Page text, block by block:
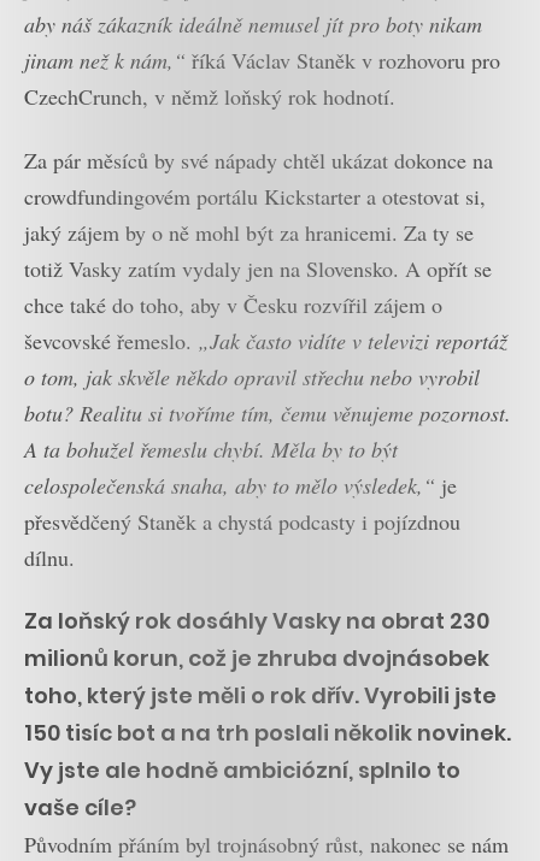
aby náš zákazník ideálně nemusel jít pro boty nikam
jinam než k nám,“ říká Václav Staněk v rozhovoru pro
CzechCrunch, v němž loňský rok hodnotí.
Za pár měsíců by své nápady chtěl ukázat dokonce na
crowdfundingovém portálu Kickstarter a otestovat si,
jaký zájem by o ně mohl být za hranicemi. Za ty se
totiž Vasky zatím vydaly jen na Slovensko. A opřít se
chce také do toho, aby v Česku rozvířil zájem o
ševcovské řemeslo. „Jak často vidíte v televizi reportáž
o tom, jak skvěle někdo opravil střechu nebo vyrobil
botu? Realitu si tvoříme tím, čemu věnujeme pozornost.
A ta bohužel řemeslu chybí. Měla by to být
celospolečenská snaha, aby to mělo výsledek,“ je
přesvědčený Staněk a chystá podcasty i pojízdnou
dílnu.
Za loňský rok dosáhly Vasky na obrat 230
milionů korun, což je zhruba dvojnásobek
toho, který jste měli o rok dřív. Vyrobili jste
150 tisíc bot a na trh poslali několik novinek.
Vy jste ale hodně ambiciózní, splnilo to
vaše cíle?
Původním přáním byl trojnásobný růst, nakonec se nám